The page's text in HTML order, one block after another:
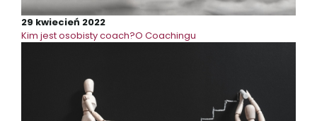
29 kwiecień 2022
Kim jest osobisty coach?O Coachingu